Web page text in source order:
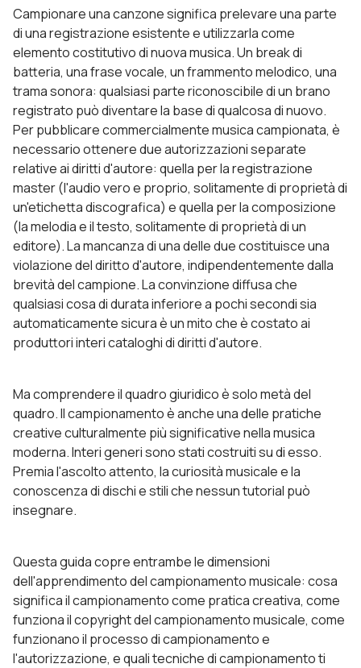
Campionare una canzone significa prelevare una parte
di una registrazione esistente e utilizzarla come
elemento costitutivo di nuova musica. Un break di
batteria, una frase vocale, un frammento melodico, una
trama sonora: qualsiasi parte riconoscibile di un brano
registrato può diventare la base di qualcosa di nuovo.
Per pubblicare commercialmente musica campionata, è
necessario ottenere due autorizzazioni separate
relative ai diritti d'autore: quella per la registrazione
master (l'audio vero e proprio, solitamente di proprietà di
un'etichetta discografica) e quella per la composizione
(la melodia e il testo, solitamente di proprietà di un
editore). La mancanza di una delle due costituisce una
violazione del diritto d'autore, indipendentemente dalla
brevità del campione. La convinzione diffusa che
qualsiasi cosa di durata inferiore a pochi secondi sia
automaticamente sicura è un mito che è costato ai
produttori interi cataloghi di diritti d'autore.
Ma comprendere il quadro giuridico è solo metà del
quadro. Il campionamento è anche una delle pratiche
creative culturalmente più significative nella musica
moderna. Interi generi sono stati costruiti su di esso.
Premia l'ascolto attento, la curiosità musicale e la
conoscenza di dischi e stili che nessun tutorial può
insegnare.
Questa guida copre entrambe le dimensioni
dell'apprendimento del campionamento musicale: cosa
significa il campionamento come pratica creativa, come
funziona il copyright del campionamento musicale, come
funzionano il processo di campionamento e
l'autorizzazione, e quali tecniche di campionamento ti